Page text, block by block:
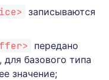
записываются
передано
, для базового типа
значение;